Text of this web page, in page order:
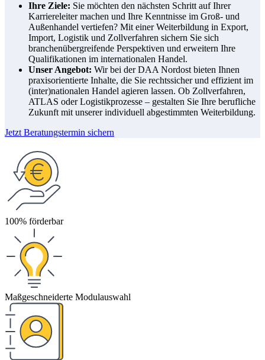
Ihre Ziele: Sie möchten den nächsten Schritt auf Ihrer
Karriereleiter machen und Ihre Kenntnisse im Groß- und
Außenhandel vertiefen? Mit einer Weiterbildung in Export,
Import, Logistik und Zollverfahren sichern Sie sich
branchenübergreifende Perspektiven und erweitern Ihre
Qualifikationen im internationalen Handel.
Unser Angebot: Wir bei der DAA Nordost bieten Ihnen
praxisorientierte Inhalte, die Sie rechtssicher und effizient im
(inter)nationalen Handel agieren lassen. Ob Zollverfahren,
ATLAS oder Logistikprozesse – gestalten Sie Ihre berufliche
Zukunft mit unserer individuell abgestimmten Weiterbildung.
Jetzt Beratungstermin sichern
100% förderbar
Maßgeschneiderte Modulauswahl